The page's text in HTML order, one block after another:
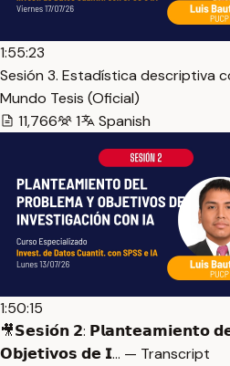
1:55:23
Sesión 3. Estadística descriptiva
Mundo Tesis (Oficial)
11,766
1 Spanish
1:50:15
🎥𝗦𝗲𝘀𝗶𝗼́𝗻 𝟮: 𝗣𝗹𝗮𝗻𝘁𝗲𝗮𝗺𝗶𝗲𝗻𝘁𝗼
𝗢𝗯𝗷𝗲𝘁𝗶𝘃𝗼𝘀 𝗱𝗲 𝗜… — Transcript